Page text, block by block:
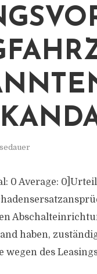
0 Average:
haben,
wegen des